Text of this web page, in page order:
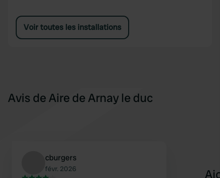
Voir toutes les installations
Avis de Aire de Arnay le duc
cburgers
févr. 2026